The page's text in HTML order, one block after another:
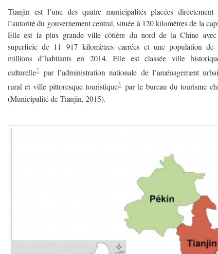
Tianjin est l’une des quatre municipalités placées directement
l’autorité du gouvernement central, située à 120 kilomètres de la
Elle est la plus grande ville côtière du nord de la Chine
superficie de 11 917 kilomètres carrées et une population de
millions d’habitants en 2014. Elle est classée ville
culturelle2 par l’administration nationale de l’aménagement
rural et ville pittoresque touristique3par le bureau du tourisme
(Municipalité de Tianjin, 2015).